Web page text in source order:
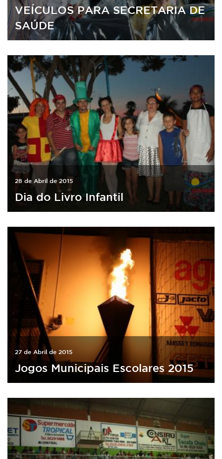
VEÍCULOS PARA SECRETARIA DE
SAÚDE
28 de Abril de 2015
Dia do Livro Infantil
27 de Abril de 2015
Jogos Municipais Escolares 2015